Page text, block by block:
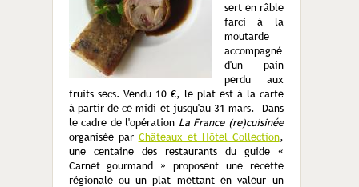
sert en râble
farci à la
moutarde
accompagné
d'un pain
perdu aux
fruits secs. Vendu 10 €, le plat est à la carte
à partir de ce midi et jusqu'au 31 mars. Dans
le cadre de l'opération La France (re)cuisinée
organisée par Châteaux et Hôtel Collection,
une centaine des restaurants du guide «
Carnet gourmand » proposent une recette
régionale ou un plat mettant en valeur un